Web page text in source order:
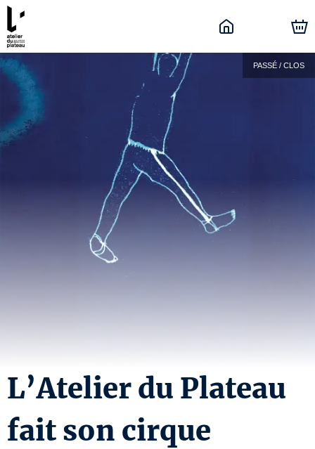
PASSÉ / CLOS
L’Atelier du Plateau
fait son cirque